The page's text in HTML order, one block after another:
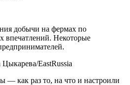
добычи на фермах по
впечатлений. Некоторые
EastRussia
— как раз то, на что и настроили